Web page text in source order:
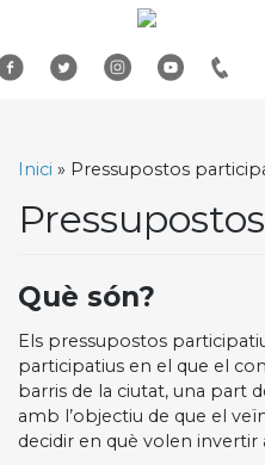
content
Inici » Pressupostos
Què són?
Els pressupostos
participatius en el que el
barris de la ciutat, una part
amb l’objectiu de que el
decidir en què volen invertir